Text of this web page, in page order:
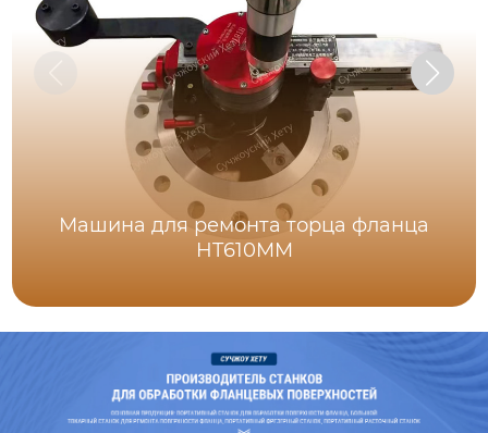
Машина для ремонта торца фланца
HT610MM